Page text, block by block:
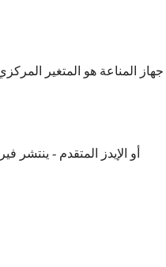
جهاز المناعة هو المتغير